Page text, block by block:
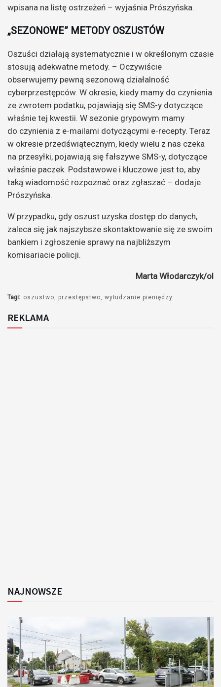
wpisana na listę ostrzeżeń – wyjaśnia Prószyńska.
„SEZONOWE” METODY OSZUSTÓW
Oszuści działają systematycznie i w określonym czasie
stosują adekwatne metody. – Oczywiście
obserwujemy pewną sezonową działalność
cyberprzestępców. W okresie, kiedy mamy do czynienia
ze zwrotem podatku, pojawiają się SMS-y dotyczące
właśnie tej kwestii. W sezonie grypowym mamy
do czynienia z e-mailami dotyczącymi e-recepty. Teraz
w okresie przedświątecznym, kiedy wielu z nas czeka
na przesyłki, pojawiają się fałszywe SMS-y, dotyczące
właśnie paczek. Podstawowe i kluczowe jest to, aby
taką wiadomość rozpoznać oraz zgłaszać – dodaje
Prószyńska.
W przypadku, gdy oszust uzyska dostęp do danych,
zaleca się jak najszybsze skontaktowanie się ze swoim
bankiem i zgłoszenie sprawy na najbliższym
komisariacie policji.
Marta Włodarczyk/ol
Tagi: oszustwo przestępstwo wyłudzanie pieniędzy
REKLAMA
NAJNOWSZE